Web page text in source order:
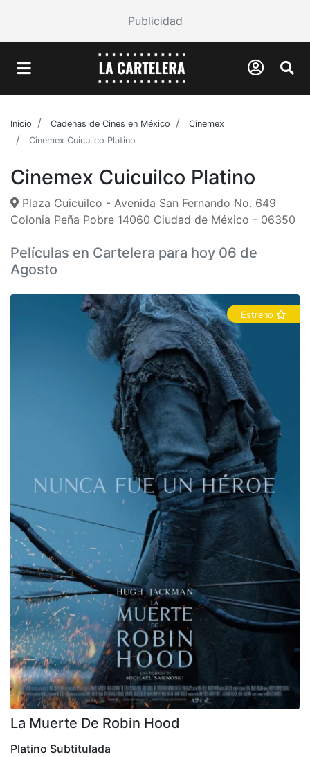
Publicidad
Inicio Cadenas de Cines en México
Cinemex
Cinemex Cuicuilco Platino
Cinemex Cuicuilco Platino
Plaza Cuicuilco - Avenida San Fernando No. 649
Colonia Peña Pobre 14060 Ciudad de México - 06350
Películas en Cartelera para hoy 06 de
Agosto
Estreno
La Muerte De Robin Hood
Platino Subtitulada